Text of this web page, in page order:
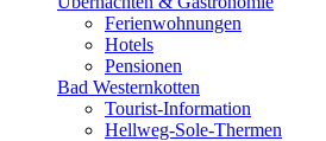
Ferienwohnungen
Hotels
Pensionen
Bad Westernkotten
Tourist-Information
Hellweg-Sole-Thermen